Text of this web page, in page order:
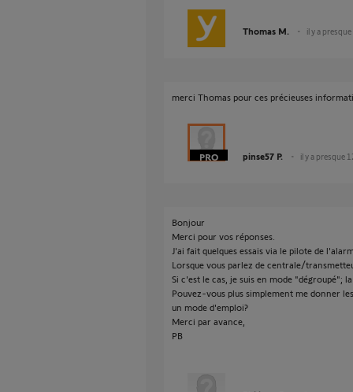
Thomas M. il y a
merci Thomas pour ces précieuses
pinse57 P. il y a presque
Bonjour
Merci pour vos réponses.
J'ai fait quelques essais via le pilote de
Lorsque vous parlez de centrale/
Si c'est le cas, je suis en mode "dégroupé";
Pouvez-vous plus simplement me donner
un mode d'emploi?
Merci par avance,
PB